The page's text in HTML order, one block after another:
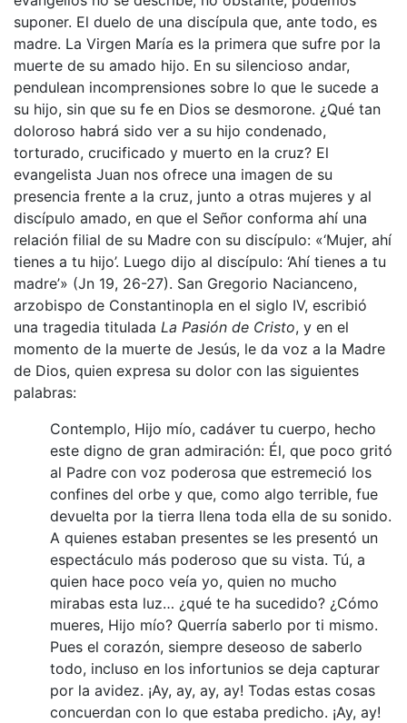
suponer. El duelo de una discípula que, ante todo, es
madre. La Virgen María es la primera que sufre por la
muerte de su amado hijo. En su silencioso andar,
pendulean incomprensiones sobre lo que le sucede a
su hijo, sin que su fe en Dios se desmorone. ¿Qué tan
doloroso habrá sido ver a su hijo condenado,
torturado, crucificado y muerto en la cruz? El
evangelista Juan nos ofrece una imagen de su
presencia frente a la cruz, junto a otras mujeres y al
discípulo amado, en que el Señor conforma ahí una
relación filial de su Madre con su discípulo: «‘Mujer, ahí
tienes a tu hijo’. Luego dijo al discípulo: ‘Ahí tienes a tu
madre’» (Jn 19, 26-27). San Gregorio Nacianceno,
arzobispo de Constantinopla en el siglo IV, escribió
una tragedia titulada La Pasión de Cristo, y en el
momento de la muerte de Jesús, le da voz a la Madre
de Dios, quien expresa su dolor con las siguientes
palabras:
Contemplo, Hijo mío, cadáver tu cuerpo, hecho
este digno de gran admiración: Él, que poco gritó
al Padre con voz poderosa que estremeció los
confines del orbe y que, como algo terrible, fue
devuelta por la tierra llena toda ella de su sonido.
A quienes estaban presentes se les presentó un
espectáculo más poderoso que su vista. Tú, a
quien hace poco veía yo, quien no mucho
mirabas esta luz… ¿qué te ha sucedido? ¿Cómo
mueres, Hijo mío? Querría saberlo por ti mismo.
Pues el corazón, siempre deseoso de saberlo
todo, incluso en los infortunios se deja capturar
por la avidez. ¡Ay, ay, ay, ay! Todas estas cosas
concuerdan con lo que estaba predicho. ¡Ay, ay!